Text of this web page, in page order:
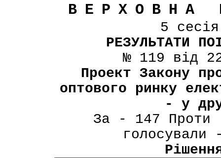
ВЕРХОВНА
5
РЕЗУЛЬТАТИ
№ 119 від
Проект Закону
оптового ринку
- у
За - 147 Проти